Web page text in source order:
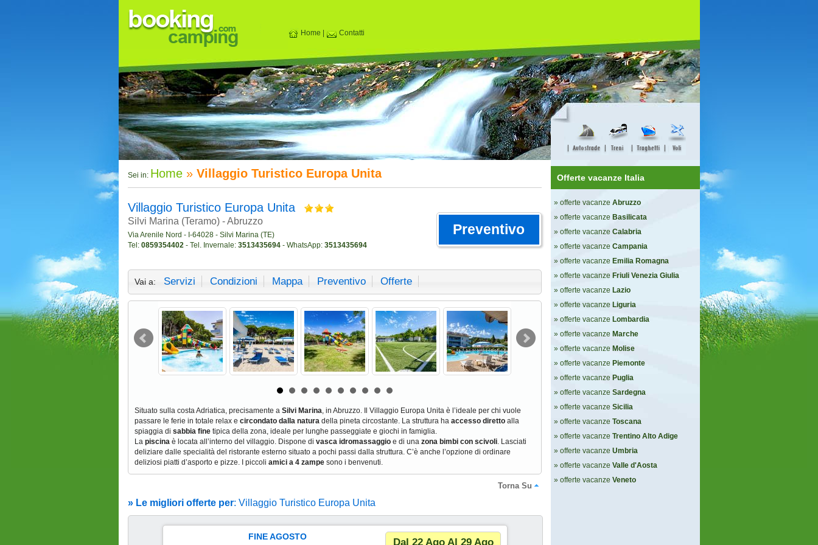
Home Contatti
Sei in: Home» Villaggio Turistico Europa Unita
Villaggio Turistico Europa Unita
Silvi Marina (Teramo) - Abruzzo
Via Arenile Nord - I-64028 - Silvi Marina (TE)
Tel: 0859354402- Tel. Invernale: 3513435694- WhatsApp: 3513435694
Preventivo
Vai a: Servizi Condizioni Mappa Preventivo Offerte
Situato sulla costa Adriatica, precisamente a Silvi Marina, in Abruzzo. Il Villaggio Europa Unita è l’ideale per chi vuole
passare le ferie in totale relax e circondato dalla natura della pineta circostante. La struttura ha accesso direttoalla
spiaggia di sabbia finetipica della zona, ideale per lunghe passeggiate e giochi in famiglia.
La piscinaè locata all’interno del villaggio. Dispone di vasca idromassaggioe di una zona bimbi con scivoli. Lasciati
deliziare dalle specialità del ristorante esterno situato a pochi passi dalla struttura. C’è anche l’opzione di ordinare
deliziosi piatti d’asporto e pizze. I piccoli amici a 4 zampesono i benvenuti.
Torna Su
» Le migliori offerte per: Villaggio Turistico Europa Unita
FINE AGOSTO Dal 22 Ago Al 29 Ago
Offerte vacanze Italia
» offerte vacanze Abruzzo
» offerte vacanze Basilicata
» offerte vacanze Calabria
» offerte vacanze Campania
» offerte vacanze Emilia Romagna
» offerte vacanze Friuli Venezia Giulia
» offerte vacanze Lazio
» offerte vacanze Liguria
» offerte vacanze Lombardia
» offerte vacanze Marche
» offerte vacanze Molise
» offerte vacanze Piemonte
» offerte vacanze Puglia
» offerte vacanze Sardegna
» offerte vacanze Sicilia
» offerte vacanze Toscana
» offerte vacanze Trentino Alto Adige
» offerte vacanze Umbria
» offerte vacanze Valle d'Aosta
» offerte vacanze Veneto